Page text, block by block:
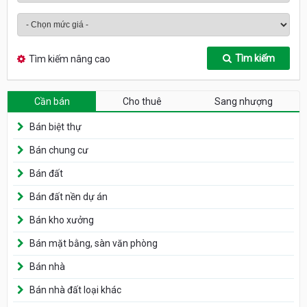
Tìm kiếm nâng cao Tìm kiếm
Cần bán Cho thuê Sang nhượng
Bán biệt thự
Bán chung cư
Bán đất
Bán đất nền dự án
Bán kho xưởng
Bán mặt bằng, sàn văn phòng
Bán nhà
Bán nhà đất loại khác